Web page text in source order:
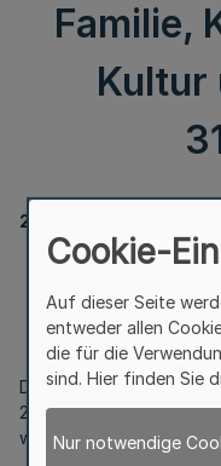
Familie,
Kultur
22
NRW
RdErl. des
Kultur
Der RdErl. des
292) , geändert durch
wird wie folgt geändert:
Cookie-
Auf dieser Seite
entweder allen
die für die
sind. Hier finden Sie
Nur notwendige